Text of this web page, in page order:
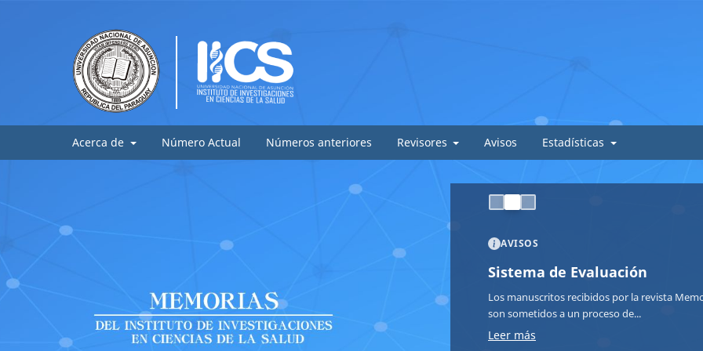
Acerca de Número Actual Números anteriores Revisores Avisos Estadísticas
AVISOS
Nueva Covocatoria
El Instituto de Investigaciones en Ciencias de
invita a investigadores, docentes y...
Leer más